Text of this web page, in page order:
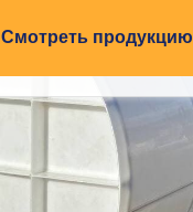
Смотреть продукцию